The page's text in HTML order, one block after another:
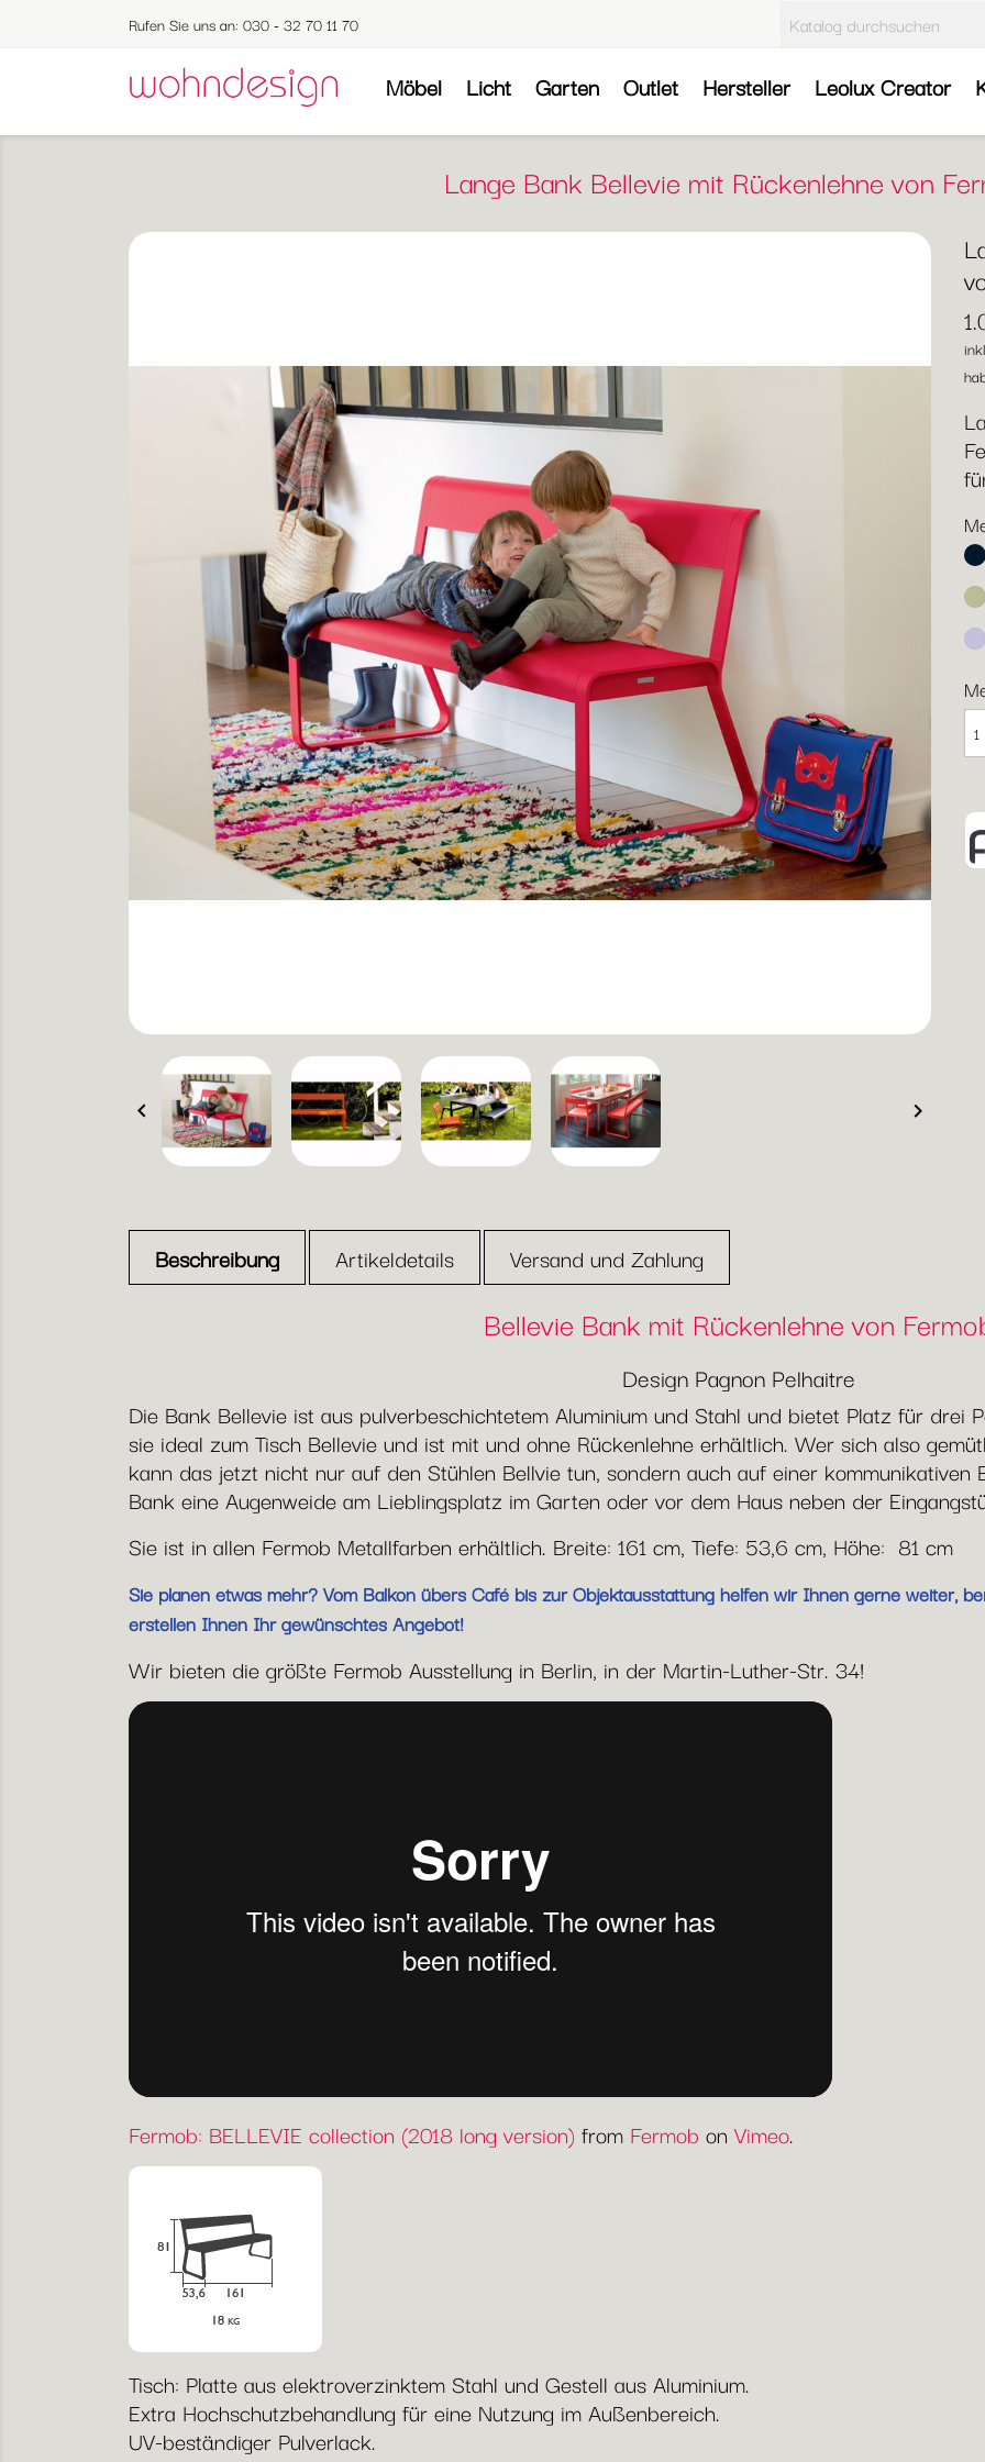
Rufen Sie uns an: 030 - 32 70 11 70
Möbel Licht Garten Outlet Hersteller Leolux Creator
Lange Bank Bellevie mit Rückenlehne von
 
Beschreibung Artikeldetails Versand und Zahlung
Bellevie Bank mit Rückenlehne von
Design Pagnon Pelhaitre
Die Bank Bellevie ist aus pulverbeschichtetem Aluminium und Stahl und bietet Platz für drei
sie ideal zum Tisch Bellevie und ist mit und ohne Rückenlehne erhältlich. Wer sich also
kann das jetzt nicht nur auf den Stühlen Bellvie tun, sondern auch auf einer
Bank eine Augenweide am Lieblingsplatz im Garten oder vor dem Haus neben der
Sie ist in allen Fermob Metallfarben erhältlich. Breite: 161 cm, Tiefe: 53,6 cm, Höhe: 81 cm
Sie planen etwas mehr? Vom Balkon übers Café bis zur Objektausstattung helfen wir Ihnen gerne weiter,
erstellen Ihnen Ihr gewünschtes Angebot!
Wir bieten die größte Fermob Ausstellung in Berlin, in der Martin-Luther-Str. 34!
Fermob: BELLEVIE collection (2018 long version) from Fermob on Vimeo.
Tisch: Platte aus elektroverzinktem Stahl und Gestell aus Aluminium.
Extra Hochschutzbehandlung für eine Nutzung im Außenbereich.
UV-beständiger Pulverlack.